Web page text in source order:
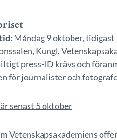
Måndag 9 oktober, tidigast
Kungl.
press-ID krävs och
för journalister och
senast 5 oktober
Vetenskapsakademiens